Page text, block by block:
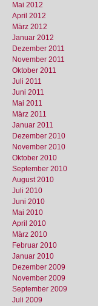
Mai 2012
April 2012
März 2012
Januar 2012
Dezember 2011
November 2011
Oktober 2011
Juli 2011
Juni 2011
Mai 2011
März 2011
Januar 2011
Dezember 2010
November 2010
Oktober 2010
September 2010
August 2010
Juli 2010
Juni 2010
Mai 2010
April 2010
März 2010
Februar 2010
Januar 2010
Dezember 2009
November 2009
September 2009
Juli 2009